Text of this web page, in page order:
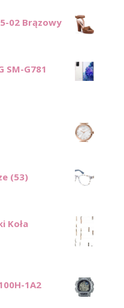
02 Brązowy
SM-G781
(53)
Koła
1A2